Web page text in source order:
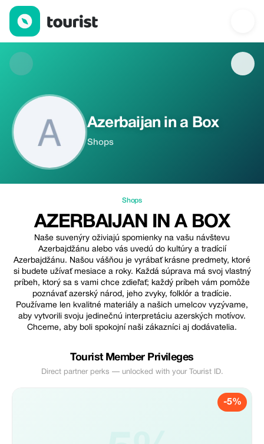
Azerbaijan in a Box — Shops | Up to 5% off | Tourist
Azerbaijan in a Box
Shops
Shops
AZERBAIJAN IN A BOX
Naše suvenýry oživiajú spomienky na vašu návštevu
Azerbajdžánu alebo vás uvedú do kultúry a tradícií
Azerbajdžánu. Našou vášňou je vyrábať krásne predmety, ktoré
si budete užívať mesiace a roky. Každá súprava má svoj vlastný
príbeh, ktorý sa s vami chce zdieľať; každý príbeh vám pomôže
poznávať azerský národ, jeho zvyky, folklór a tradície.
Používame len kvalitné materiály a našich umelcov vyzývame,
aby vytvorili svoju jedinečnú interpretáciu azerských motívov.
Chceme, aby boli spokojní naši zákazníci aj dodávatelia.
Tourist Member Privileges
Direct partner perks — unlocked with your Tourist ID.
-5%